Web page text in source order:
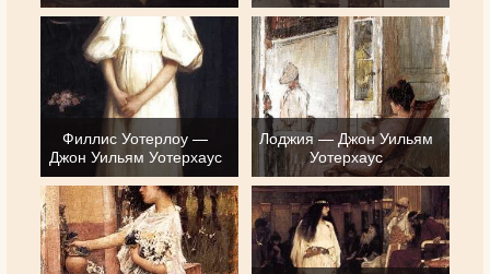
Филлис Уотерлоу —
Джон Уильям Уотерхаус
Лоджия — Джон Уильям
Уотерхаус